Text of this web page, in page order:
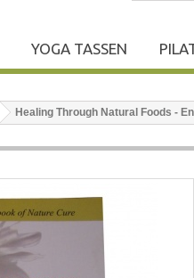
YOGA TASSEN
Healing Through Natural Foods -